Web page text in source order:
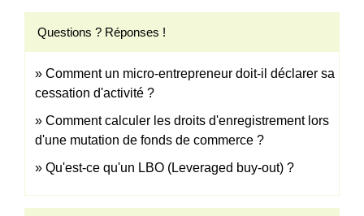
Questions ? Réponses !
Comment un micro-entrepreneur doit-il déclarer sa
cessation d'activité ?
Comment calculer les droits d'enregistrement lors
d'une mutation de fonds de commerce ?
Qu'est-ce qu'un LBO (Leveraged buy-out) ?